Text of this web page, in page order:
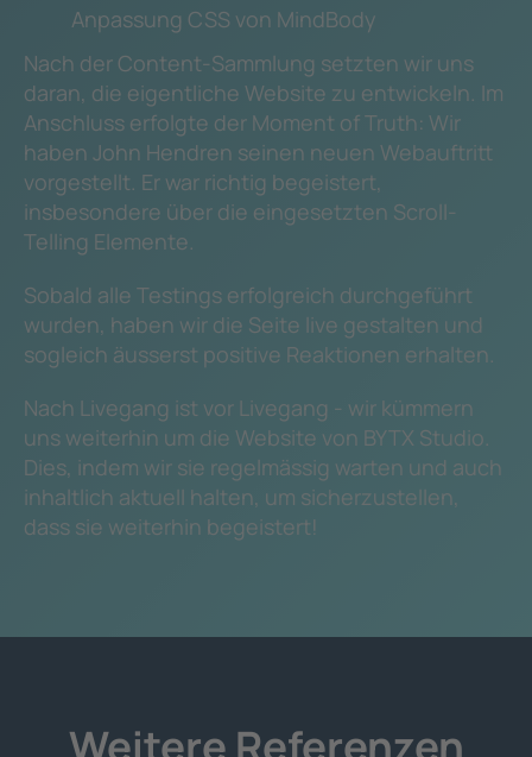
Anpassung CSS von MindBody
Nach der Content-Sammlung setzten wir uns
daran, die eigentliche Website zu entwickeln. Im
Anschluss erfolgte der Moment of Truth: Wir
haben John Hendren seinen neuen Webauftritt
vorgestellt. Er war richtig begeistert,
insbesondere über die eingesetzten Scroll-
Telling Elemente.
Sobald alle Testings erfolgreich durchgeführt
wurden, haben wir die Seite live gestalten und
sogleich äusserst positive Reaktionen erhalten.
Nach Livegang ist vor Livegang - wir kümmern
uns weiterhin um die Website von BYTX Studio.
Dies, indem wir sie regelmässig warten und auch
inhaltlich aktuell halten, um sicherzustellen,
dass sie weiterhin begeistert!